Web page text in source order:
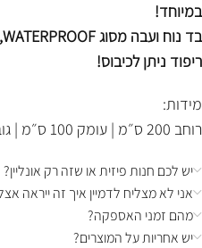
במיוחד!
בד נוח ועבה מסוג WATERPROOF, עמיד בכל תנאי מזג האוויר.
ריפוד ניתן לכיבוס!
מידות:
רוחב 200 ס״מ | עומק 100 ס״מ | גובה 85 ס״מ
יש לכם חנות פיזית או שזה רק אונליין?
אני לא מצליח לדמיין איך זה ייראה
מהם זמני האספקה?
יש אחריות על המוצרים?